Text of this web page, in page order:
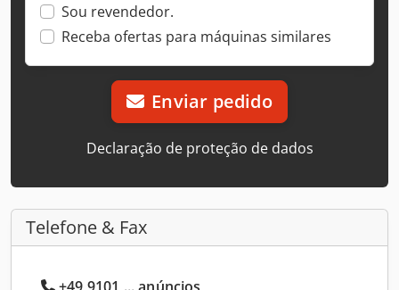
Sou revendedor.
Receba ofertas para máquinas similares
Enviar pedido
Declaração de proteção de dados
Telefone & Fax